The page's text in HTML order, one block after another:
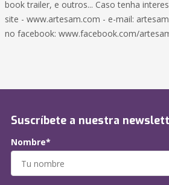
book trailer, e outros... Caso tenha
site - www.artesam.com - e-mail:
no facebook: www.facebook.com/
Suscríbete a nuestra
Nombre*